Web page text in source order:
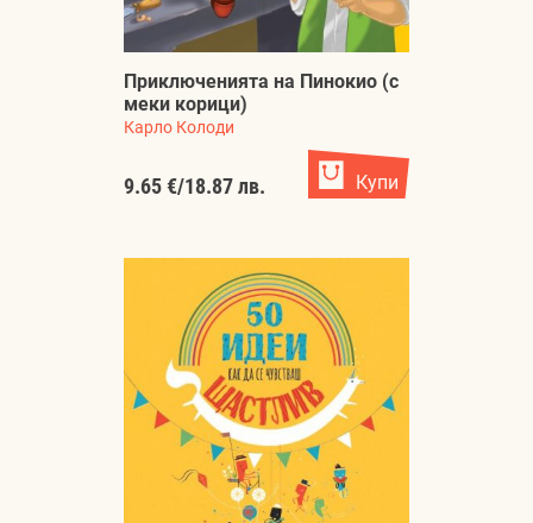
Приключенията на Пинокио (с
меки корици)
Карло Колоди
9.65 €/18.87 лв. Купи